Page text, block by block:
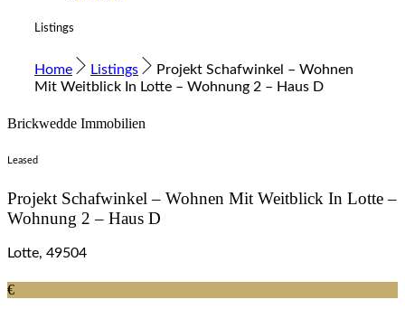
Listings
Home Listings
Projekt Schafwinkel – Wohnen
Mit Weitblick In Lotte – Wohnung 2 – Haus D
Brickwedde Immobilien
Leased
Projekt Schafwinkel – Wohnen Mit Weitblick In Lotte –
Wohnung 2 – Haus D
Lotte, 49504
€